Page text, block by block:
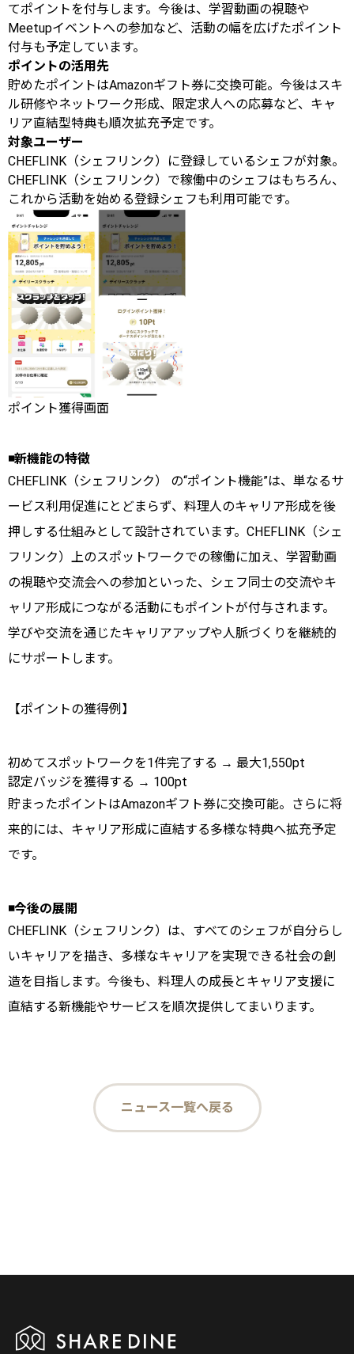
てポイントを付与します。今後は、学習動画の視聴や
Meetupイベントへの参加など、活動の幅を広げたポイント
付与も予定しています。
ポイントの活用先
貯めたポイントはAmazonギフト券に交換可能。今後はスキ
ル研修やネットワーク形成、限定求人への応募など、キャ
リア直結型特典も順次拡充予定です。
対象ユーザー
CHEFLINK（シェフリンク）に登録しているシェフが対象。
CHEFLINK（シェフリンク）で稼働中のシェフはもちろん、
これから活動を始める登録シェフも利用可能です。
ポイント獲得画面
◾️新機能の特徴
CHEFLINK（シェフリンク） の“ポイント機能”は、単なるサ
ービス利用促進にとどまらず、料理人のキャリア形成を後
押しする仕組みとして設計されています。CHEFLINK（シェ
フリンク）上のスポットワークでの稼働に加え、学習動画
の視聴や交流会への参加といった、シェフ同士の交流やキ
ャリア形成につながる活動にもポイントが付与されます。
学びや交流を通じたキャリアアップや人脈づくりを継続的
にサポートします。
【ポイントの獲得例】
初めてスポットワークを1件完了する → 最大1,550pt
認定バッジを獲得する → 100pt
貯まったポイントはAmazonギフト券に交換可能。さらに将
来的には、キャリア形成に直結する多様な特典へ拡充予定
です。
◾️今後の展開
CHEFLINK（シェフリンク）は、すべてのシェフが自分らし
いキャリアを描き、多様なキャリアを実現できる社会の創
造を目指します。今後も、料理人の成長とキャリア支援に
直結する新機能やサービスを順次提供してまいります。
ニュース一覧へ戻る